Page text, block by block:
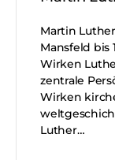
Martin Luther
Mansfeld bis
Wirken
zentrale
Wirken
Luther…